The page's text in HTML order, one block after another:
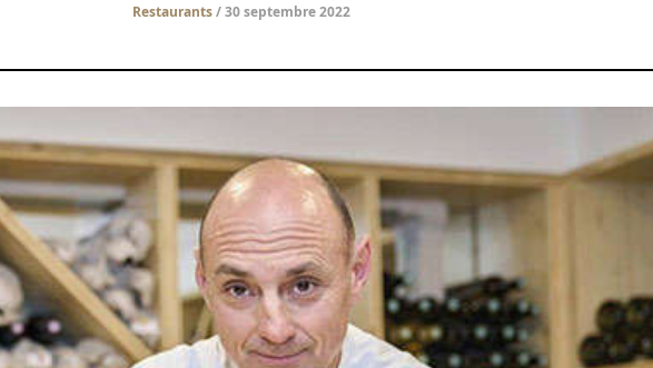
Restaurants/ 30 septembre 2022